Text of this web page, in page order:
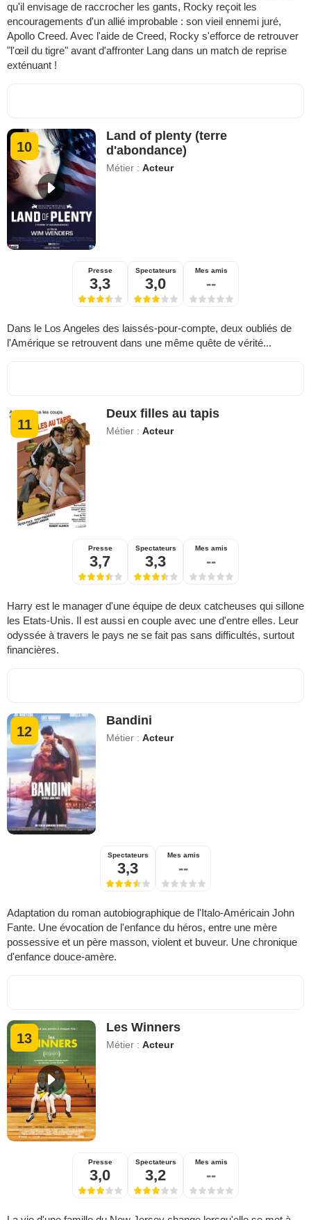
qu'il envisage de raccrocher les gants, Rocky reçoit les
encouragements d'un allié improbable : son vieil ennemi juré,
Apollo Creed. Avec l'aide de Creed, Rocky s'efforce de retrouver
"l'œil du tigre" avant d'affronter Lang dans un match de reprise
exténuant !
10
Land of plenty (terre
d'abondance)
Métier :Acteur
Presse
3,3
Spectateurs
3,0
Mes amis
--
Dans le Los Angeles des laissés-pour-compte, deux oubliés de
l'Amérique se retrouvent dans une même quête de vérité...
11
Deux filles au tapis
Métier :Acteur
Presse
3,7
Spectateurs
3,3
Mes amis
--
Harry est le manager d'une équipe de deux catcheuses qui sillone
les Etats-Unis. Il est aussi en couple avec une d'entre elles. Leur
odyssée à travers le pays ne se fait pas sans difficultés, surtout
financières.
12
Bandini
Métier :Acteur
Spectateurs
3,3
Mes amis
--
Adaptation du roman autobiographique de l'Italo-Américain John
Fante. Une évocation de l'enfance du héros, entre une mère
possessive et un père masson, violent et buveur. Une chronique
d'enfance douce-amère.
13
Les Winners
Métier :Acteur
Presse
3,0
Spectateurs
3,2
Mes amis
--